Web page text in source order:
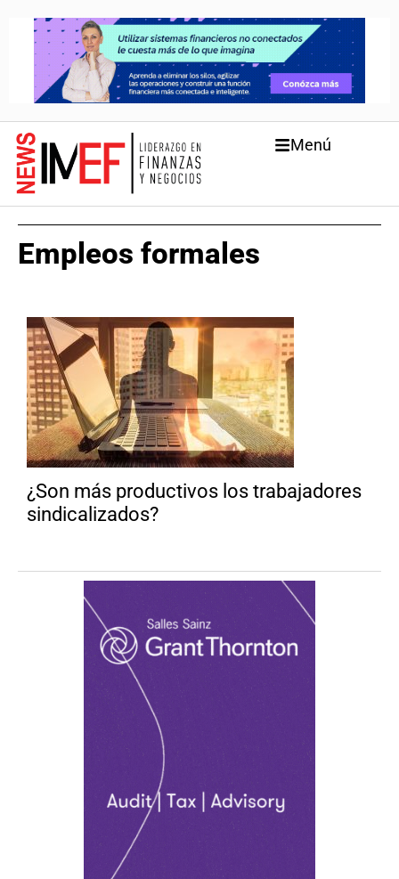
Menú
Empleos formales
¿Son más productivos los trabajadores
sindicalizados?